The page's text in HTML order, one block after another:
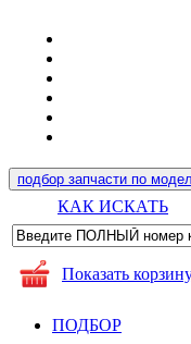
подбор запчасти по
КАК ИСКАТЬ
Показать
ПОДБОР